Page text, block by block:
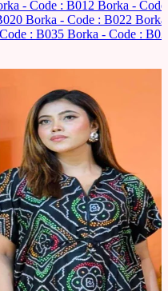
- Code : B012 Borka -
Borka - Code : B022
: B035 Borka - Code :